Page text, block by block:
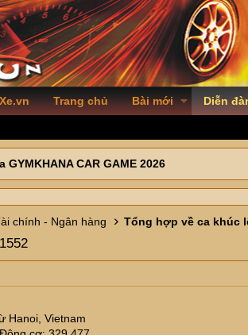
Trang chủ Bài mới Diễn
CAR GAME 2026
chính - Ngân hàng
Hanoi, Vietnam